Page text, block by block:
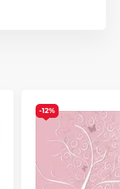
441x297(9
(11 pásov)
-12%